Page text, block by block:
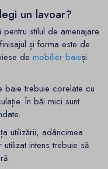
un lavoar?
stilul de amenajare
și forma este de
de mobilier baieși
baie trebuie corelate cu
În băi mici sunt
utilizării, adâncimea
intens trebuie să